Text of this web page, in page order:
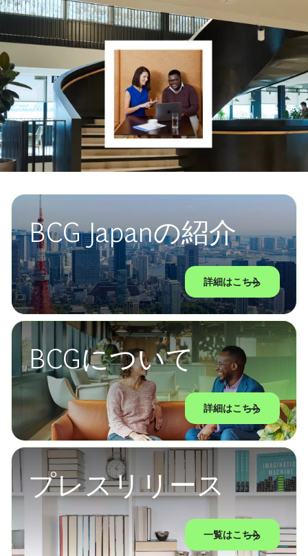
BCG Japanの紹介
詳細はこちら
BCGについて
詳細はこちら
プレスリリース
一覧はこちら